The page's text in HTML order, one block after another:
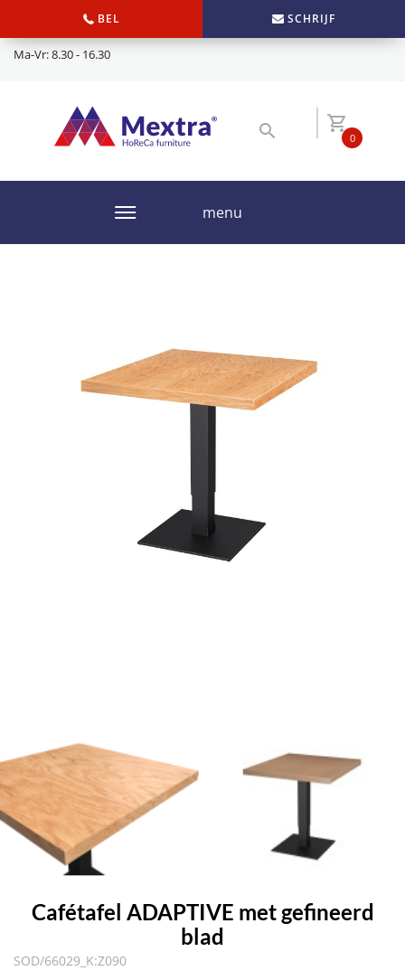
BEL SCHRIJF
Ma-Vr: 8.30 - 16.30
0
menu
Cafétafel ADAPTIVE met gefineerd
blad
SOD/66029_K:Z090